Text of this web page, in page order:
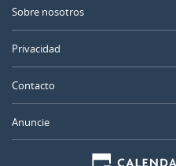
Sobre nosotros
Privacidad
Contacto
Anuncie